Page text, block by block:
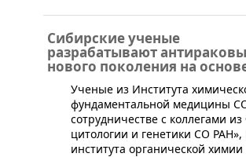
Сибирские ученые
разрабатывают
нового поколения на
​Ученые из Института
фундаментальной медицины
сотрудничестве с коллегами
цитологии и генетики СО РАН»,
института органической